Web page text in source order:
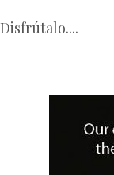
Disfrútalo....